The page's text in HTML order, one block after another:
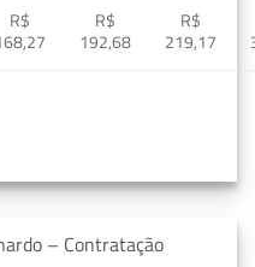
R$
R$
192,68
R$
219,17
– Contratação